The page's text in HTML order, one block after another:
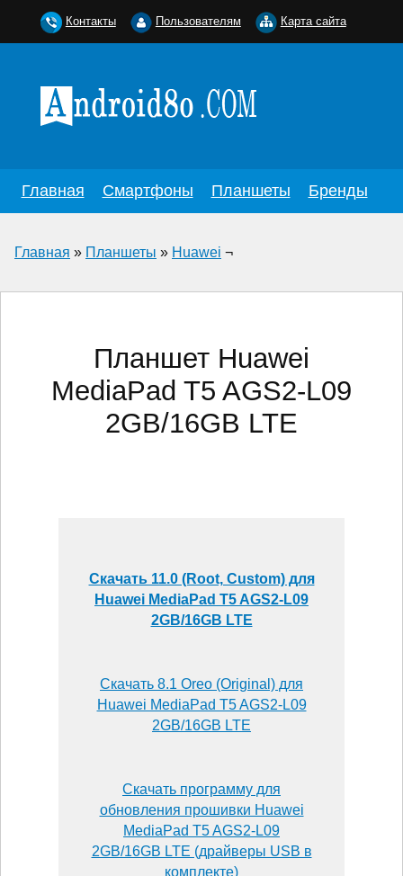
Главная Смартфоны Планшеты Бренды
Главная » Планшеты » Huawei ¬
Планшет Huawei
MediaPad T5 AGS2-L09
2GB/16GB LTE
Скачать 11.0 (Root, Custom) для
Huawei MediaPad T5 AGS2-L09
2GB/16GB LTE
Скачать 8.1 Oreo (Original) для
Huawei MediaPad T5 AGS2-L09
2GB/16GB LTE
Скачать программу для
обновления прошивки Huawei
MediaPad T5 AGS2-L09
2GB/16GB LTE (драйверы USB в
комплекте)
Контакты Пользователям Карта сайта